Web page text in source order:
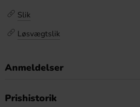
Slik
Løsvægtslik
Anmeldelser
Prishistorik